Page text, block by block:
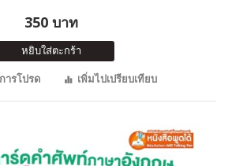
350 บาท
หยิบใส่ตะกร้า
ารโปรด
เพิ่มไปเปรียบเทียบ